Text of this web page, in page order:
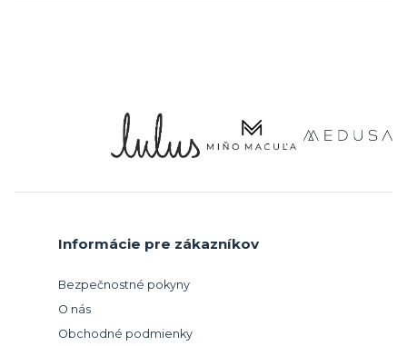
Informácie pre zákazníkov
Bezpečnostné pokyny
O nás
Obchodné podmienky